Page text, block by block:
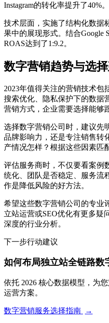
Instagram的转化率提升了40%。
技术层面，实施了结构化数据
果中的展现形式。结合Google
ROAS达到了1:9.2。
数字营销趋势与选
2023年值得关注的营销技术
搜索优化、隐私保护下的数据
营销方式，企业需要选择能够
选择数字营销公司时，建议先
品牌影响力，还是专注销售转
产情况怎样？根据这些因素匹
评估服务商时，不仅要看案例
统化、团队是否稳定、服务流
作是降低风险的好方法。
希望这些数字营销公司的专业
立站运营或SEO优化有更多疑
深度的行业分析。
下一步行动建议
如何布局独立站全链路数
依托 2026 核心数据模型，为
运营方案。
数字营销服务选择指南 →